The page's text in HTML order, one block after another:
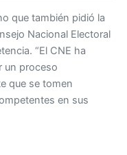
que también pidió la
Nacional Electoral
“El CNE ha
un proceso
que se tomen
en sus